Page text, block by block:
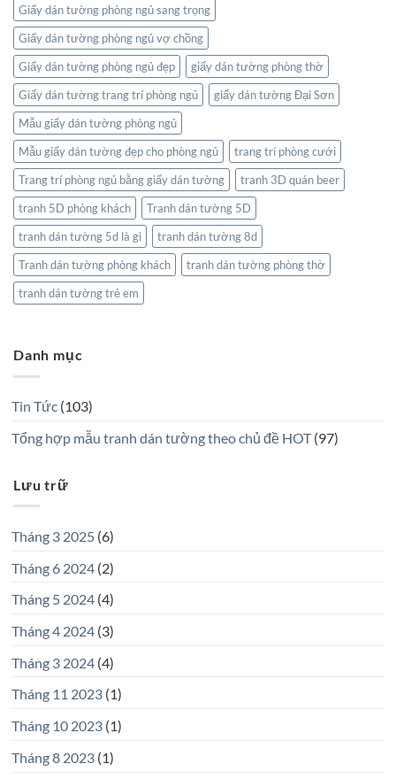
Giấy dán tường phòng ngủ sang trọng
Giấy dán tường phòng ngủ vợ chồng
Giấy dán tường phòng ngủ đẹp
giấy dán tường phòng thờ
Giấy dán tường trang trí phòng ngủ
giấy dán tường Đại Sơn
Mẫu giấy dán tường phòng ngủ
Mẫu giấy dán tường đẹp cho phòng ngủ
trang trí phòng cưới
Trang trí phòng ngủ bằng giấy dán tường
tranh 3D quán beer
tranh 5D phòng khách
Tranh dán tường 5D
tranh dán tường 5d là gì
tranh dán tường 8d
Tranh dán tường phòng khách
tranh dán tường phòng thờ
tranh dán tường trẻ em
Danh mục
Tin Tức(103)
Tổng hợp mẫu tranh dán tường theo chủ đề HOT(97)
Lưu trữ
Tháng 3 2025(6)
Tháng 6 2024(2)
Tháng 5 2024(4)
Tháng 4 2024(3)
Tháng 3 2024(4)
Tháng 11 2023(1)
Tháng 10 2023(1)
Tháng 8 2023(1)